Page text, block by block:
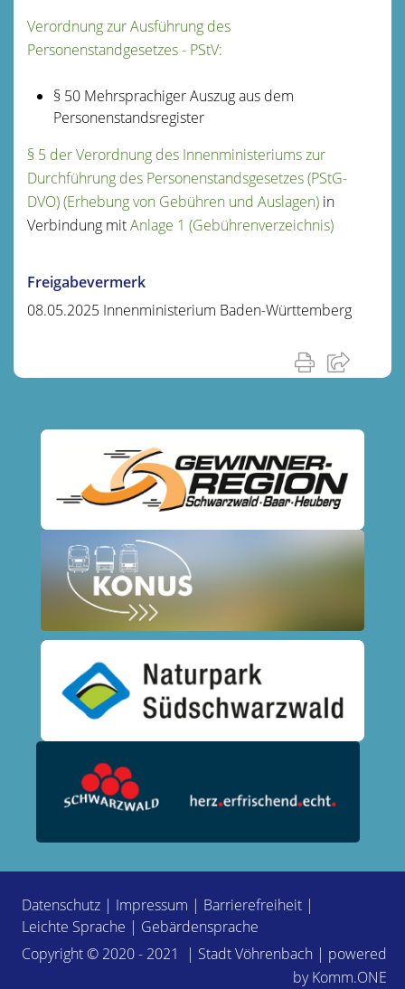
Verordnung zur Ausführung des
Personenstandgesetzes - PStV:
§ 50 Mehrsprachiger Auszug aus dem
Personenstandsregister
§ 5 der Verordnung des Innenministeriums zur
Durchführung des Personenstandsgesetzes (PStG-
DVO) (Erhebung von Gebühren und Auslagen) in
Verbindung mitAnlage 1 (Gebührenverzeichnis)
Freigabevermerk
08.05.2025 Innenministerium Baden-Württemberg
Datenschutz | Impressum | Barrierefreiheit |
Leichte Sprache | Gebärdensprache
Copyright © 2020 - 2021 | Stadt Vöhrenbach | powered
byKomm.ONE